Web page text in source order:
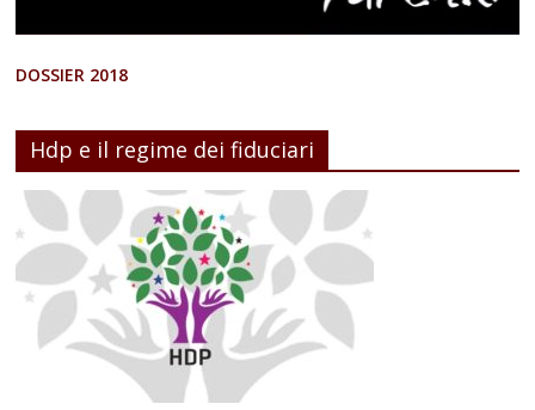
DOSSIER 2018
Hdp e il regime dei fiduciari